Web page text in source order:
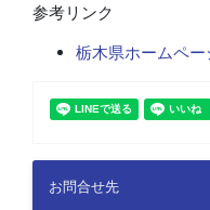
参考リンク
栃木県ホームペ
お問合せ先